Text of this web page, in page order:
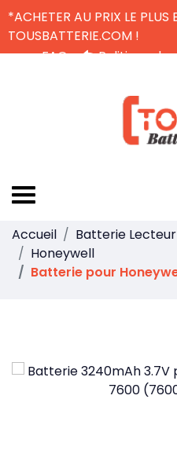
*ACHETER AU PRIX LE PLUS
TOUSBATTERIE.COM !
FAQ
Politique de
Accueil
Batterie
Honeywell
Batterie pour